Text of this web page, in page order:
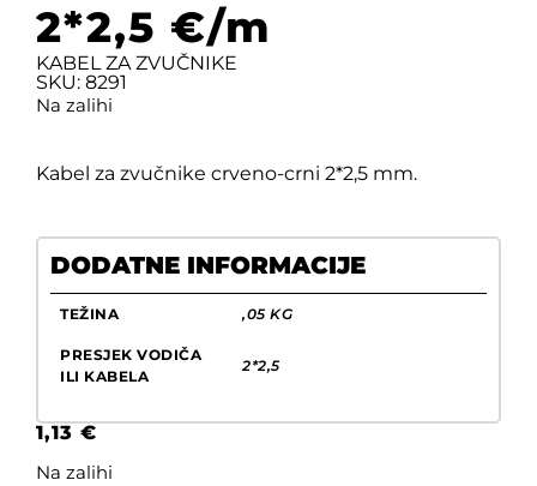
2*2,5 €/m
KABEL ZA ZVUČNIKE
SKU: 8291
Na zalihi
Kabel za zvučnike crveno-crni 2*2,5 mm.
DODATNE INFORMACIJE
TEŽINA ,05 KG
PRESJEK VODIČA
ILI KABELA
2*2,5
1,13 €
Na zalihi